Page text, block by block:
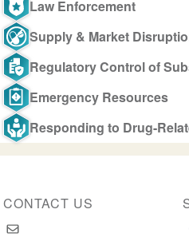
Law Enforcement
Supply & Market
Regulatory Control of
Emergency Resources
Responding to Drug-
CONTACT US